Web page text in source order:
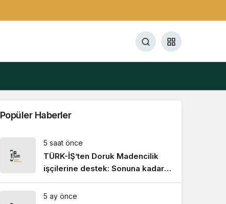
Popüler Haberler
5 saat önce
TÜRK-İŞ’ten Doruk Madencilik
işçilerine destek: Sonuna kadar
yanınızdayız
5 ay önce